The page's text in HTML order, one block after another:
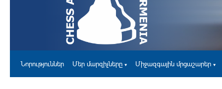
Միջազգային մրցաշարեր
Մեր մարզիչները
Նորություններ